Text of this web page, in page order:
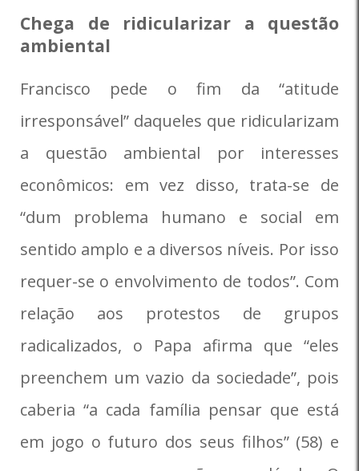
Chega de ridicularizar a questão
ambiental
Francisco pede o fim da “atitude
irresponsável” daqueles que ridicularizam
a questão ambiental por interesses
econômicos: em vez disso, trata-se de
“dum problema humano e social em
sentido amplo e a diversos níveis. Por isso
requer-se o envolvimento de todos”. Com
relação aos protestos de grupos
radicalizados, o Papa afirma que “eles
preenchem um vazio da sociedade”, pois
caberia “a cada família pensar que está
em jogo o futuro dos seus filhos” (58) e